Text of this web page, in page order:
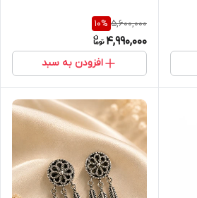
5,600,000
10%
4,990,000
افزودن به سبد